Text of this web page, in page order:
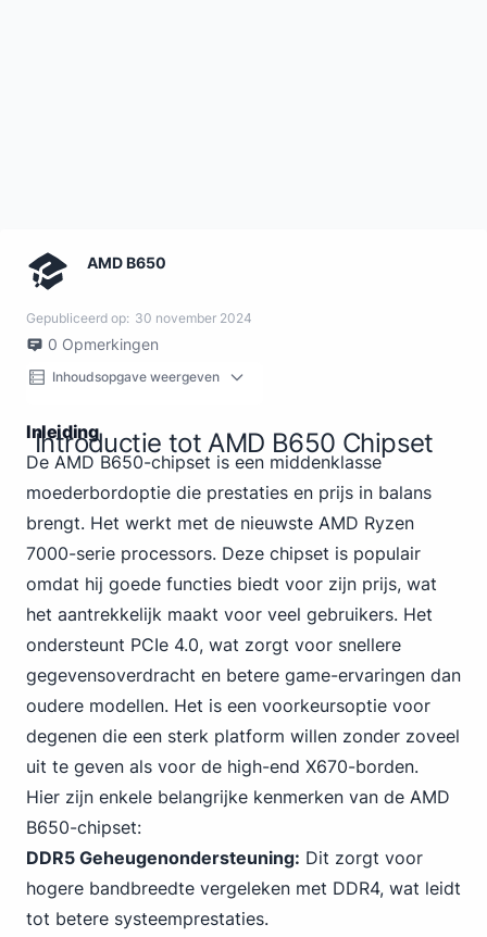
AMD B650
Gepubliceerd op: 30 november 2024
0 Opmerkingen
Inhoudsopgave weergeven
Inleiding
Introductie tot AMD B650 Chipset
De AMD B650-chipset is een middenklasse
moederbordoptie die prestaties en prijs in balans
brengt. Het werkt met de nieuwste AMD Ryzen
7000-serie processors. Deze chipset is populair
omdat hij goede functies biedt voor zijn prijs, wat
het aantrekkelijk maakt voor veel gebruikers. Het
ondersteunt PCIe 4.0, wat zorgt voor snellere
gegevensoverdracht en betere game-ervaringen dan
oudere modellen. Het is een voorkeursoptie voor
degenen die een sterk platform willen zonder zoveel
uit te geven als voor de high-end X670-borden.
Hier zijn enkele belangrijke kenmerken van de AMD
B650-chipset:
DDR5 Geheugenondersteuning: Dit zorgt voor
hogere bandbreedte vergeleken met DDR4, wat leidt
tot betere systeemprestaties.